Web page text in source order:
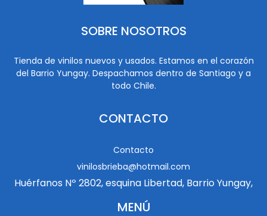
SOBRE NOSOTROS
Tienda de vinilos nuevos y usados. Estamos en el corazón
del Barrio Yungay. Despachamos dentro de Santiago y a
todo Chile.
CONTACTO
Contacto
vinilosbrieba@hotmail.com
Huérfanos Nº 2802, esquina Libertad, Barrio Yungay,
MENÚ